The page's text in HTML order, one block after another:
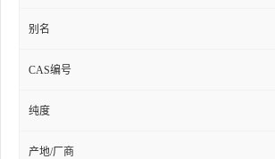
别名
CAS编号
纯度
产地/厂商